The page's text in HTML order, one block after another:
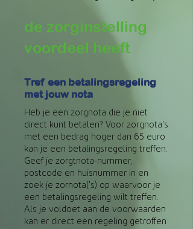
de zorginstelling
voordeel heeft
Tref een betalingsregeling
met jouw nota
Heb je een zorgnota die je niet
direct kunt betalen? Voor zorgnota's
met een bedrag hoger dan 65 euro
kan je een betalingsregeling treffen.
Geef je zorgtnota-nummer,
postcode en huisnummer in en
zoek je zornota('s) op waarvoor je
een betalingsregeling wilt treffen.
Als je voldoet aan de voorwaarden
kan er direct een regeling getroffen